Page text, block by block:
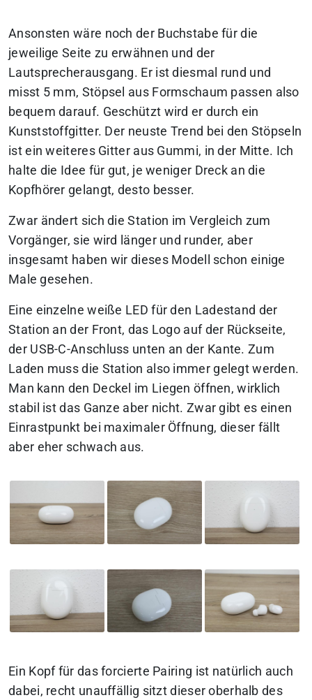
Ansonsten wäre noch der Buchstabe für die
jeweilige Seite zu erwähnen und der
Lautsprecherausgang. Er ist diesmal rund und
misst 5 mm, Stöpsel aus Formschaum passen also
bequem darauf. Geschützt wird er durch ein
Kunststoffgitter. Der neuste Trend bei den Stöpseln
ist ein weiteres Gitter aus Gummi, in der Mitte. Ich
halte die Idee für gut, je weniger Dreck an die
Kopfhörer gelangt, desto besser.
Zwar ändert sich die Station im Vergleich zum
Vorgänger, sie wird länger und runder, aber
insgesamt haben wir dieses Modell schon einige
Male gesehen.
Eine einzelne weiße LED für den Ladestand der
Station an der Front, das Logo auf der Rückseite,
der USB-C-Anschluss unten an der Kante. Zum
Laden muss die Station also immer gelegt werden.
Man kann den Deckel im Liegen öffnen, wirklich
stabil ist das Ganze aber nicht. Zwar gibt es einen
Einrastpunkt bei maximaler Öffnung, dieser fällt
aber eher schwach aus.
Ein Kopf für das forcierte Pairing ist natürlich auch
dabei, recht unauffällig sitzt dieser oberhalb des